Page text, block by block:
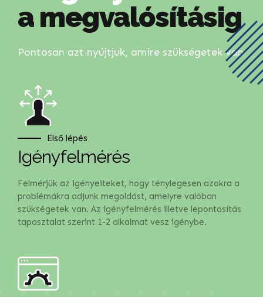
a megvalósításig
Pontosan azt nyújtjuk, amire szükségetek van
Első lépés
Igényfelmérés
Felmérjük az igényeiteket, hogy ténylegesen azokra a
problémákra adjunk megoldást, amelyre valóban
szükségetek van. Az igényfelmérés illetve lepontosítás
tapasztalat szerint 1-2 alkalmat vesz igénybe.